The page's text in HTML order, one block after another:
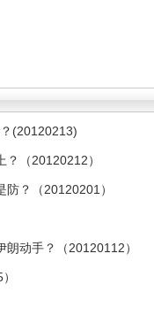
(20120213)
（20120212）
？（20120201）
动手？（20120112）